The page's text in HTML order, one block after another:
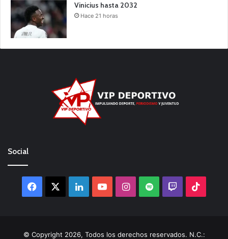
Vinicius hasta 2032
Hace 21 horas
Social
Facebook LinkedInYouTubeInstagram
Spotify Twitch
© Copyright 2026, Todos los derechos reservados. N.C.: